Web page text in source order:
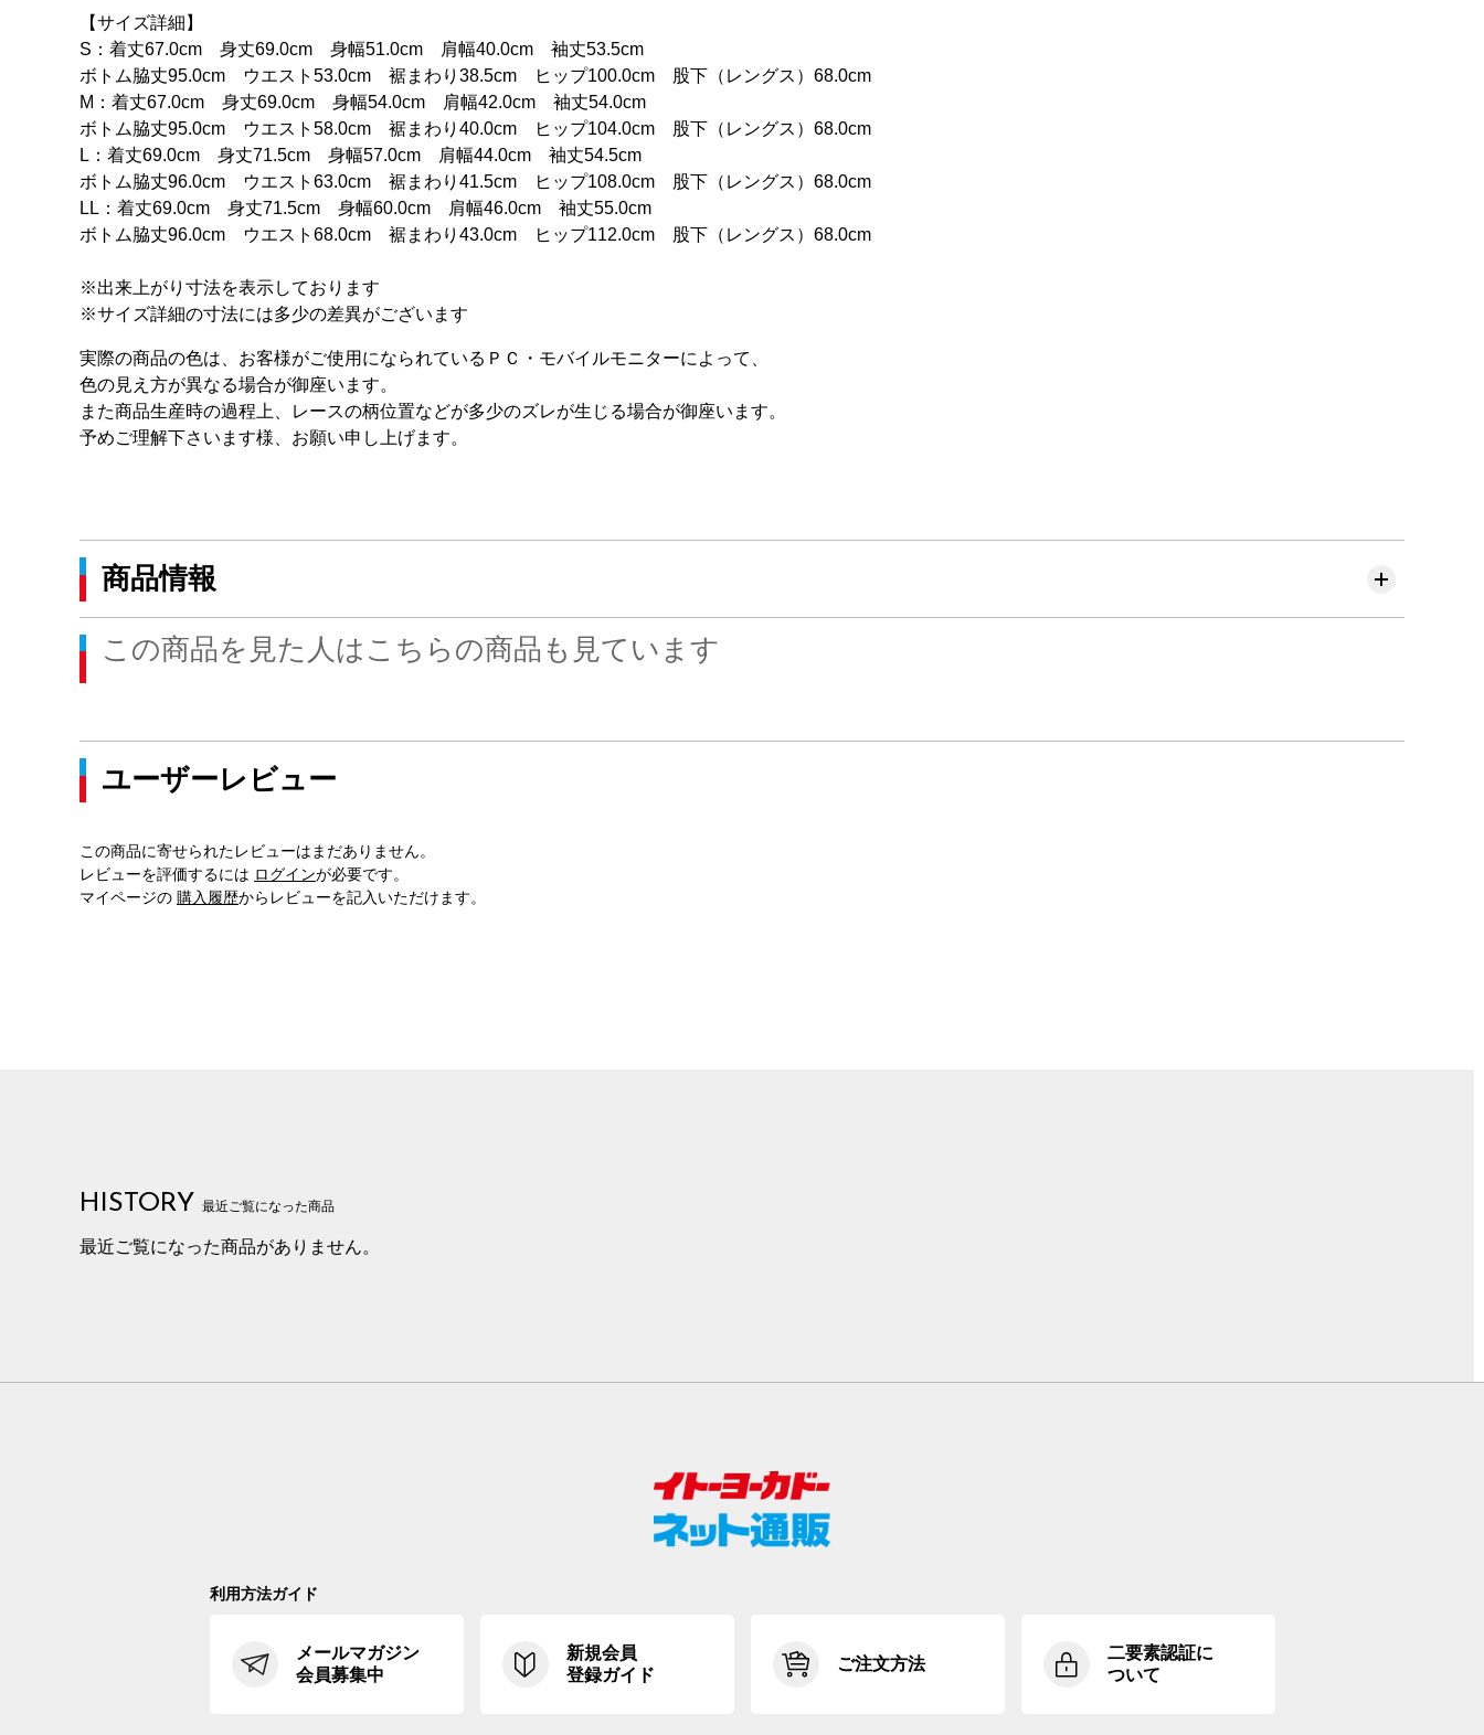
【サイズ詳細】
S：着丈67.0cm 身丈69.0cm 身幅51.0cm 肩幅40.0cm 袖丈53.5cm
ボトム脇丈95.0cm ウエスト53.0cm 裾まわり38.5cm ヒップ100.0cm 股下（レングス）68.0cm
M：着丈67.0cm 身丈69.0cm 身幅54.0cm 肩幅42.0cm 袖丈54.0cm
ボトム脇丈95.0cm ウエスト58.0cm 裾まわり40.0cm ヒップ104.0cm 股下（レングス）68.0cm
L：着丈69.0cm 身丈71.5cm 身幅57.0cm 肩幅44.0cm 袖丈54.5cm
ボトム脇丈96.0cm ウエスト63.0cm 裾まわり41.5cm ヒップ108.0cm 股下（レングス）68.0cm
LL：着丈69.0cm 身丈71.5cm 身幅60.0cm 肩幅46.0cm 袖丈55.0cm
ボトム脇丈96.0cm ウエスト68.0cm 裾まわり43.0cm ヒップ112.0cm 股下（レングス）68.0cm
※出来上がり寸法を表示しております
※サイズ詳細の寸法には多少の差異がございます
実際の商品の色は、お客様がご使用になられているＰＣ・モバイルモニターによって、
色の見え方が異なる場合が御座います。
また商品生産時の過程上、レースの柄位置などが多少のズレが生じる場合が御座います。
予めご理解下さいます様、お願い申し上げます。
商品情報
この商品を見た人はこちらの商品も見ています
ユーザーレビュー
この商品に寄せられたレビューはまだありません。
レビューを評価するには ログインが必要です。
マイページの 購入履歴からレビューを記入いただけます。
HISTORY 最近ご覧になった商品
最近ご覧になった商品がありません。
利用方法ガイド
メールマガジン
会員募集中
新規会員
登録ガイド
ご注文方法
二要素認証に
ついて